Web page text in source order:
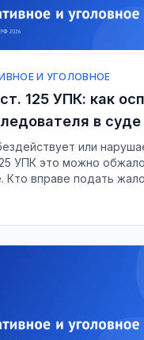
И УГОЛОВНОЕ
125 УПК: как
в суде
или
УПК это можно
Кто вправе подать